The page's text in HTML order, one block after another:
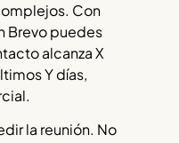
Con
Brevo puedes
alcanza X
Y días,
la reunión. No